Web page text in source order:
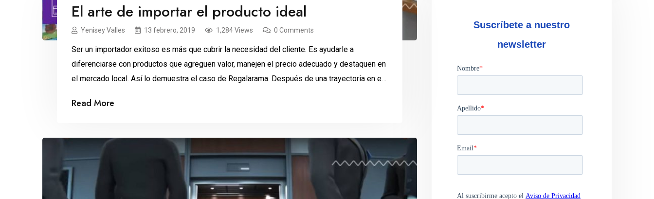
El arte de importar el producto ideal
Yenisey Valles 13 febrero, 2019 1,284 Views 0 Comments
Ser un importador exitoso es más que cubrir la necesidad del cliente. Es ayudarle a
diferenciarse con productos que agreguen valor, manejen el precio adecuado y destaquen en
el mercado local. Así lo demuestra el caso de Regalarama. Después de una trayectoria en el
Read More
Suscríbete a nuestro
newsletter